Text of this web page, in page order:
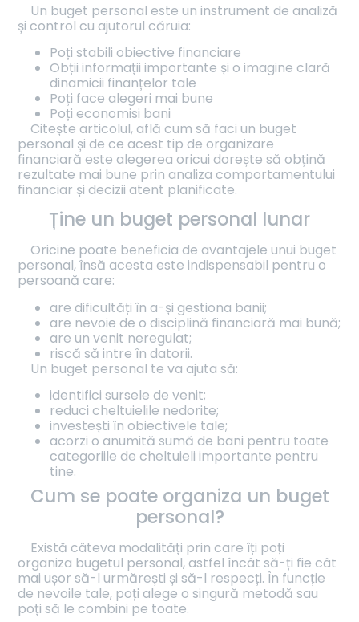
Un buget personal este un instrument de analiză
și control cu ajutorul căruia:
Poți stabili obiective financiare
Obții informații importante și o imagine clară
dinamicii finanțelor tale
Poți face alegeri mai bune
Poți economisi bani
Citește articolul, află cum să faci un buget
personal și de ce acest tip de organizare
financiară este alegerea oricui dorește să obțină
rezultate mai bune prin analiza comportamentului
financiar și decizii atent planificate.
Ține un buget personal lunar
Oricine poate beneficia de avantajele unui buget
personal, însă acesta este indispensabil pentru o
persoană care:
are dificultăți în a-și gestiona banii;
are nevoie de o disciplină financiară mai bună;
are un venit neregulat;
riscă să intre în datorii.
Un buget personal te va ajuta să:
identifici sursele de venit;
reduci cheltuielile nedorite;
investești în obiectivele tale;
acorzi o anumită sumă de bani pentru toate
categoriile de cheltuieli importante pentru
tine.
Cum se poate organiza un buget
personal?
Există câteva modalități prin care îți poți
organiza bugetul personal, astfel încât să-ți fie cât
mai ușor să-l urmărești și să-l respecți. În funcție
de nevoile tale, poți alege o singură metodă sau
poți să le combini pe toate.